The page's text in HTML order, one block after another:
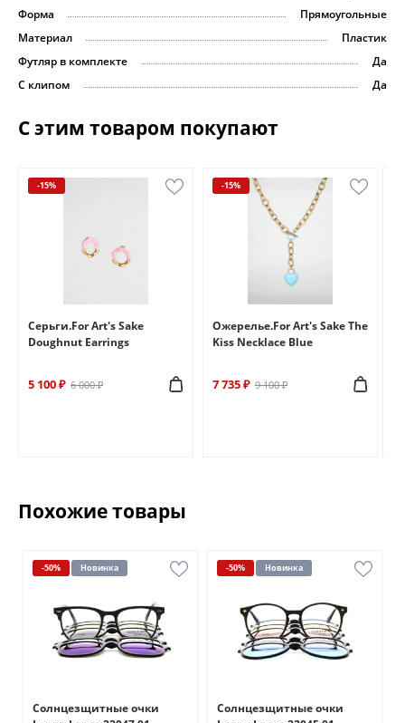
Форма
Прямоугольные
Материал
Пластик
Футляр в комплекте
Да
С клипом
Да
С этим товаром покупают
-15%
Серьги.For Art's Sake
Doughnut Earrings
5 100 ₽ 6 000 ₽
-15%
Ожерелье.For Art's Sake The
Kiss Necklace Blue
7 735 ₽ 9 100 ₽
Похожие товары
-50% Новинка
Солнцезщитные очки
-50% Новинка
Солнцезщитные очки